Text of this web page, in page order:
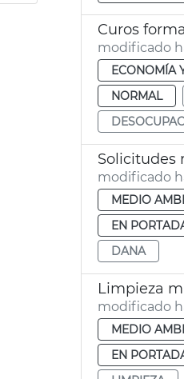
Curos
modificado
ECONOMÍA
NORMAL
Solicitudes
modificado
MEDIO
EN
DANA
Limpieza
modificado
MEDIO
EN